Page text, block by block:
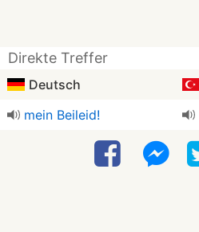
Direkte Treffer
Deutsch
mein Beileid!